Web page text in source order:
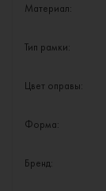
Материал:
Тип рамки:
Цвет оправы:
Форма:
Бренд: